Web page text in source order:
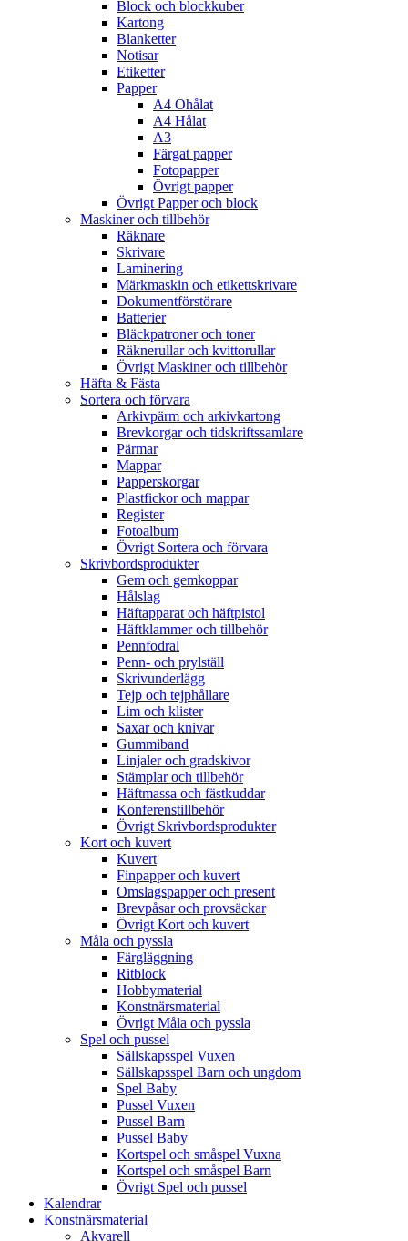
Block och blockkuber
Kartong
Blanketter
Notisar
Etiketter
Papper
A4 Ohålat
A4 Hålat
A3
Färgat papper
Fotopapper
Övrigt papper
Övrigt Papper och block
Maskiner och tillbehör
Räknare
Skrivare
Laminering
Märkmaskin och etikettskrivare
Dokumentförstörare
Batterier
Bläckpatroner och toner
Räknerullar och kvittorullar
Övrigt Maskiner och tillbehör
Häfta & Fästa
Sortera och förvara
Arkivpärm och arkivkartong
Brevkorgar och tidskriftssamlare
Pärmar
Mappar
Papperskorgar
Plastfickor och mappar
Register
Fotoalbum
Övrigt Sortera och förvara
Skrivbordsprodukter
Gem och gemkoppar
Hålslag
Häftapparat och häftpistol
Häftklammer och tillbehör
Pennfodral
Penn- och prylställ
Skrivunderlägg
Tejp och tejphållare
Lim och klister
Saxar och knivar
Gummiband
Linjaler och gradskivor
Stämplar och tillbehör
Häftmassa och fästkuddar
Konferenstillbehör
Övrigt Skrivbordsprodukter
Kort och kuvert
Kuvert
Finpapper och kuvert
Omslagspapper och present
Brevpåsar och provsäckar
Övrigt Kort och kuvert
Måla och pyssla
Färgläggning
Ritblock
Hobbymaterial
Konstnärsmaterial
Övrigt Måla och pyssla
Spel och pussel
Sällskapsspel Vuxen
Sällskapsspel Barn och ungdom
Spel Baby
Pussel Vuxen
Pussel Barn
Pussel Baby
Kortspel och småspel Vuxna
Kortspel och småspel Barn
Övrigt Spel och pussel
Kalendrar
Konstnärsmaterial
Akvarell